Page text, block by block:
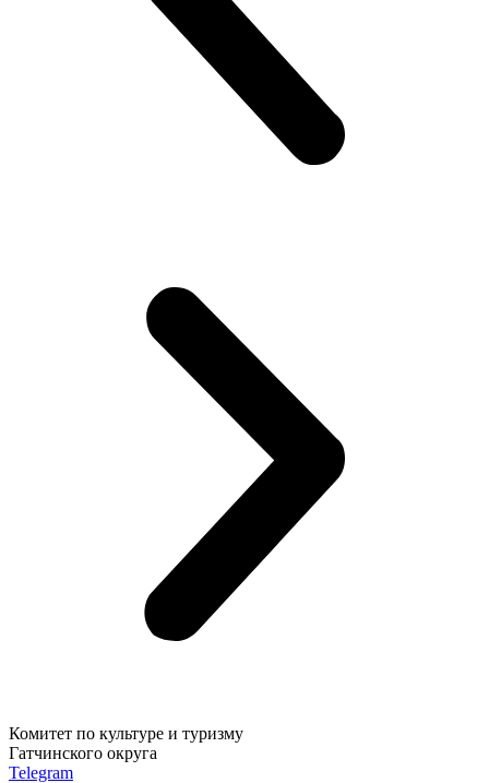
Комитет по культуре и туризму
Гатчинского округа
Telegram